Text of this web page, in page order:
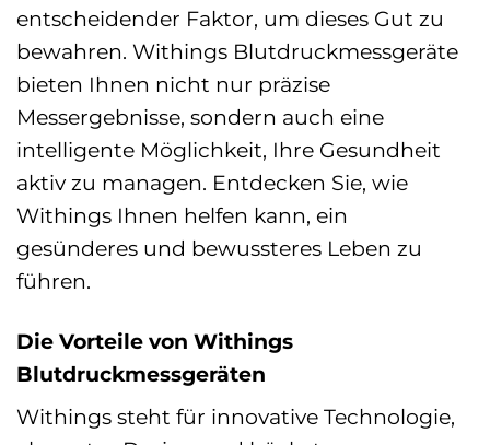
entscheidender Faktor, um dieses Gut zu
bewahren. Withings Blutdruckmessgeräte
bieten Ihnen nicht nur präzise
Messergebnisse, sondern auch eine
intelligente Möglichkeit, Ihre Gesundheit
aktiv zu managen. Entdecken Sie, wie
Withings Ihnen helfen kann, ein
gesünderes und bewussteres Leben zu
führen.
Die Vorteile von Withings
Blutdruckmessgeräten
Withings steht für innovative Technologie,